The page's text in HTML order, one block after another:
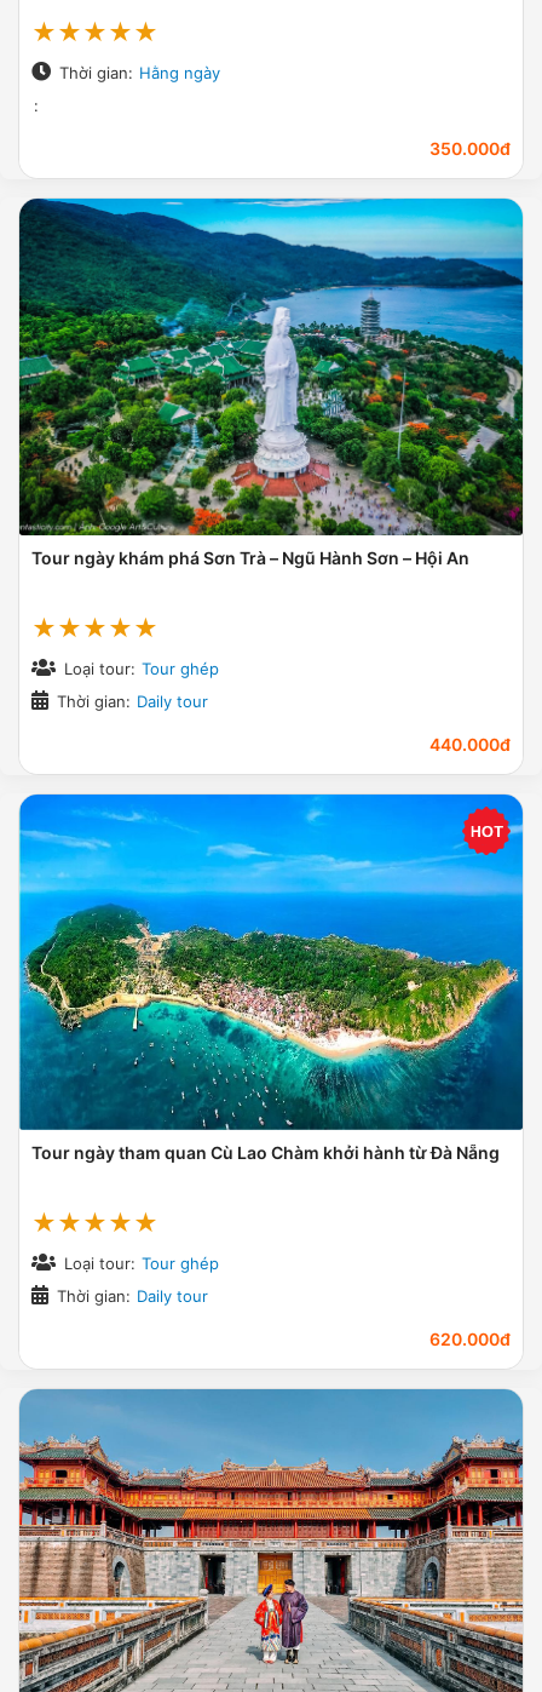
★★★★★
Thời gian: Hằng ngày
:
350.000đ
Tour ngày khám phá Sơn Trà – Ngũ Hành Sơn – Hội An
★★★★★
Loại tour: Tour ghép
Thời gian: Daily tour
440.000đ
Tour ngày tham quan Cù Lao Chàm khởi hành từ Đà Nẵng
★★★★★
Loại tour: Tour ghép
Thời gian: Daily tour
620.000đ